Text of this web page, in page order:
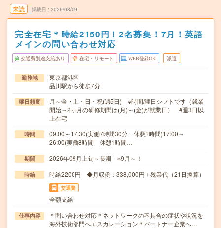
未読 掲載日 2026/08/09
完全在宅＊時給2150円！2名募集！7月！英語
メインの問い合わせ対応
交通費別途支給あり 在宅・リモート WEB登録OK 派遣
勤務地
東京都港区
品川駅から徒歩7分
曜日頻度
月～金・土・日・祝(週5日) ※時間/曜日シフトです（就業
開始～2ヶ月の研修期間は(月)～(金)が就業日） #週3日以
上在宅
時間
09:00～17:30(実働7時間30分 休憩1時間)17:00～
26:00(実働8時間 休憩1時間…
期間 2026年09月上旬～長期 ※9月～！
時給 時給2200円 ◆月収例：338,000円＋残業代（21日換算）
交通費
全額支給
仕事内容
＊問い合わせ対応＊ネットワークの不具合の症状や状況を
海外技術部門へエスカレーション＊パートナー企業へ…